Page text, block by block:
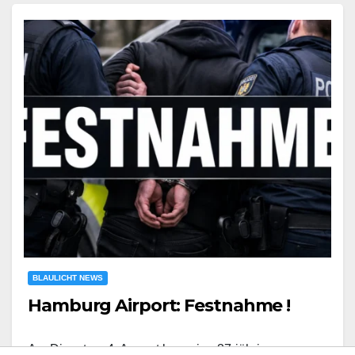
BLAULICHT NEWS
Hamburg Airport: Festnahme !
Am Dienstag, 4. August kam eine 37-jährige